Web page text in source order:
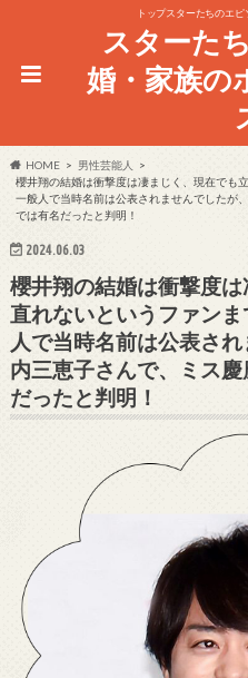
トップスターたちのエ
スターた
婚・家族の
HOME
男性芸能人
櫻井翔の結婚は衝撃度は凄まじく、現在でも
一般人で当時名前は公表されませんでしたが
では有名だったと判明！
2024.06.03
櫻井翔の結婚は衝撃度
直れないというファン
人で当時名前は公表さ
内三恵子さんで、ミス
だったと判明！